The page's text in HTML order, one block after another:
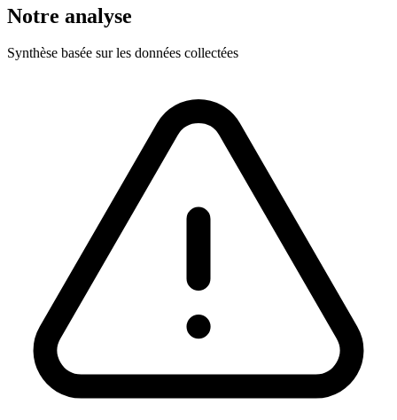
Notre analyse
Synthèse basée sur les données collectées